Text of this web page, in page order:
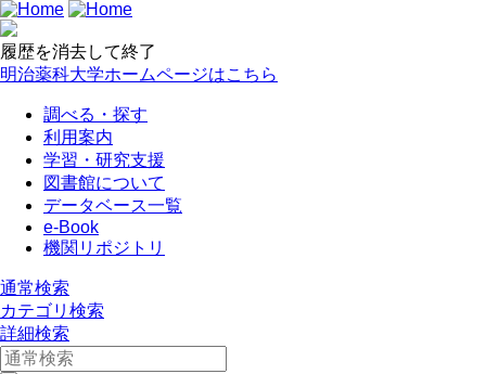
履歴を消去して終了
明治薬科大学ホームページはこちら
調べる・探す
利用案内
学習・研究支援
図書館について
データベース一覧
e-Book
機関リポジトリ
通常検索
カテゴリ検索
詳細検索